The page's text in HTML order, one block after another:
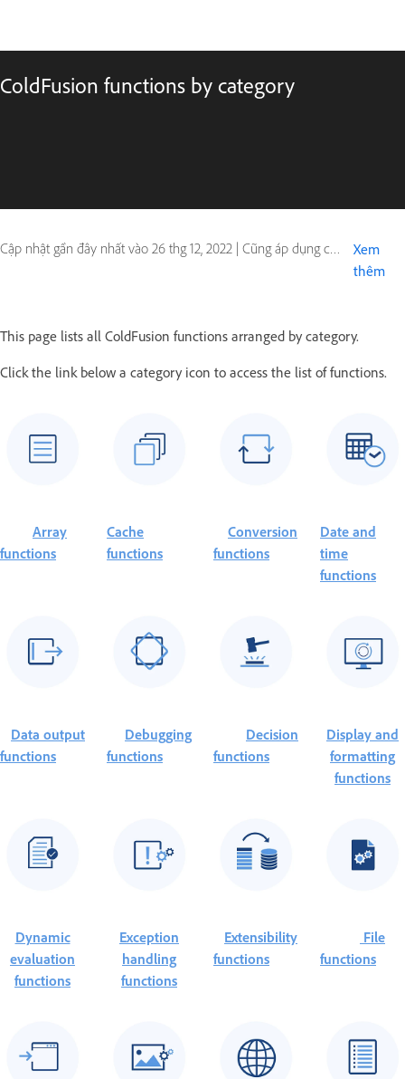
ColdFusion functions by category
Cập nhật gần đây nhất vào 26 thg 12, 2022 | Cũng áp dụng cho ColdFusion
Xem
thêm
This page lists all ColdFusion functions arranged by category.
Click the link below a category icon to access the list of functions.
Array
functions
Cache
functions
Conversion
functions
Date and
time
functions
Data output
functions
Debugging
functions
Decision
functions
Display and
formatting
functions
Dynamic
evaluation
functions
Exception
handling
functions
Extensibility
functions
File
functions